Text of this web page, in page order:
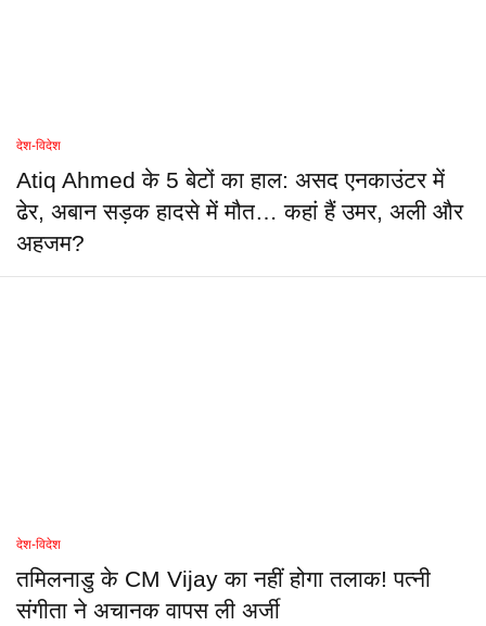
देश-विदेश
Atiq Ahmed के 5 बेटों का हाल: असद एनकाउंटर में
ढेर, अबान सड़क हादसे में मौत… कहां हैं उमर, अली और
अहजम?
देश-विदेश
तमिलनाडु के CM Vijay का नहीं होगा तलाक! पत्नी
संगीता ने अचानक वापस ली अर्जी